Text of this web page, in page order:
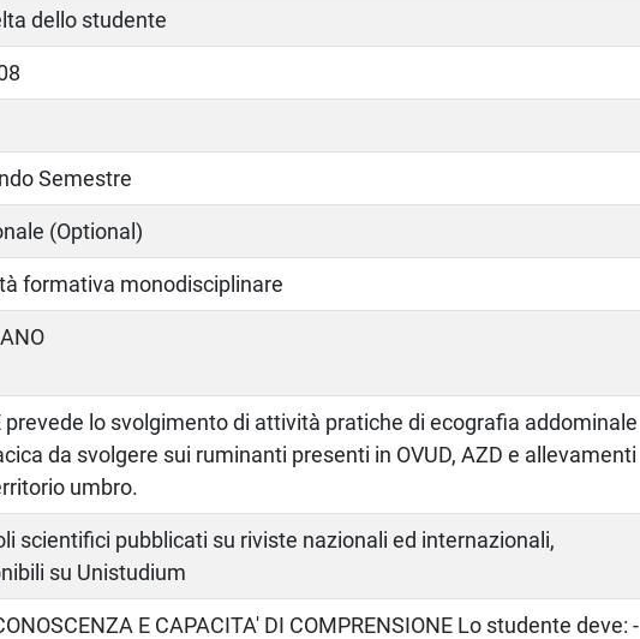
dello studente
Semestre
(Optional)
formativa monodisciplinare
prevede lo svolgimento di attività pratiche di ecografia addominale
da svolgere sui ruminanti presenti in OVUD, AZD e allevamenti
umbro.
scientifici pubblicati su riviste nazionali ed internazionali,
su Unistudium
E CAPACITA' DI COMPRENSIONE Lo studente deve: -